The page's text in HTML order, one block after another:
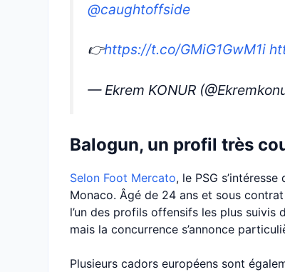
@caughtoffside
👉https://t.co/GMiG1GwM1i
— Ekrem KONUR
Balogun, un profil très
Selon Foot Mercato, le PSG
Monaco. Âgé de 24 ans et sous contrat
l’un des profils offensifs les plus suivis
mais la concurrence s’annonce
Plusieurs cadors européens sont